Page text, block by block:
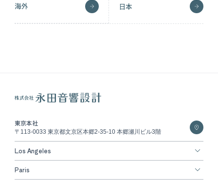
海外 日本
東京本社
〒113-0033 東京都文京区本郷2-35-10 本郷瀬川ビル3階
Los Angeles
Paris